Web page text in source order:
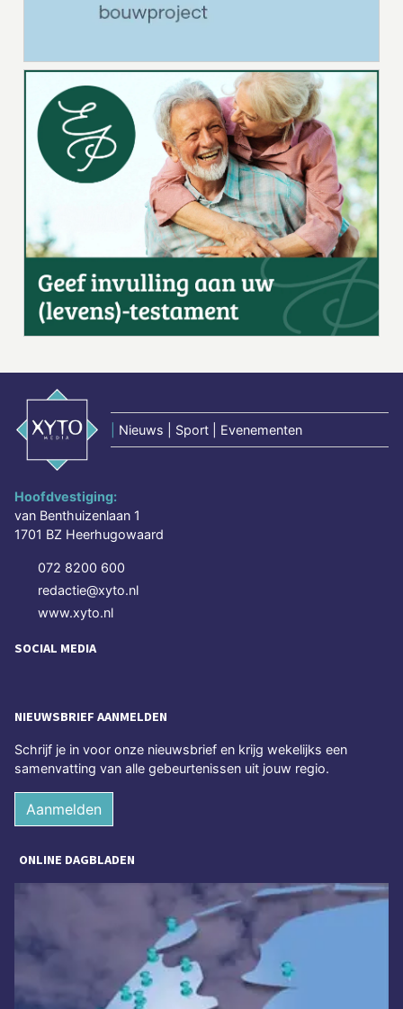
Nieuws | Sport | Evenementen
Hoofdvestiging:
van Benthuizenlaan 1
1701 BZ Heerhugowaard
072 8200 600
redactie@xyto.nl
www.xyto.nl
SOCIAL MEDIA
NIEUWSBRIEF AANMELDEN
Schrijf je in voor onze nieuwsbrief en krijg wekelijks een
samenvatting van alle gebeurtenissen uit jouw regio.
Aanmelden
ONLINE DAGBLADEN